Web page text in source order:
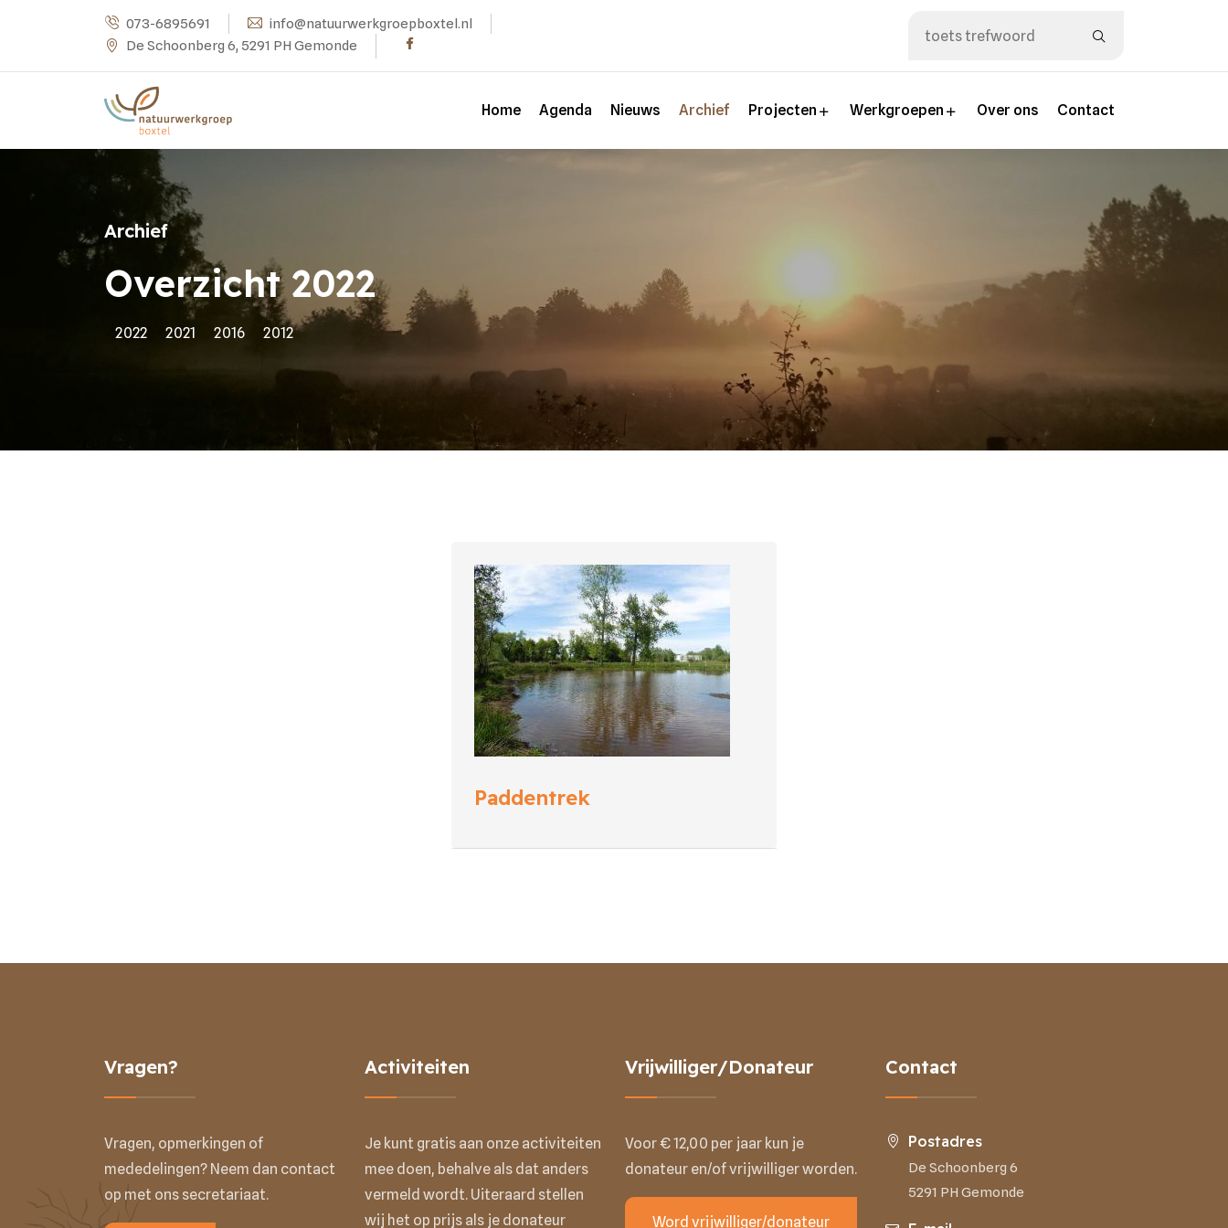
073-6895691
info@natuurwerkgroepboxtel.nl
De Schoonberg 6, 5291 PH Gemonde
Home Agenda Nieuws Archief Projecten Werkgroepen Over ons Contact
Archief
Overzicht 2022
2022 2021 2016 2012
Paddentrek
Vragen?
Vragen, opmerkingen of
mededelingen? Neem dan contact
op met ons secretariaat.
Activiteiten
Je kunt gratis aan onze activiteiten
mee doen, behalve als dat anders
vermeld wordt. Uiteraard stellen
wij het op prijs als je donateur
Vrijwilliger/Donateur
Voor € 12,00 per jaar kun je
donateur en/of vrijwilliger worden.
Word vrijwilliger/donateur
Contact
Postadres
De Schoonberg 6
5291 PH Gemonde